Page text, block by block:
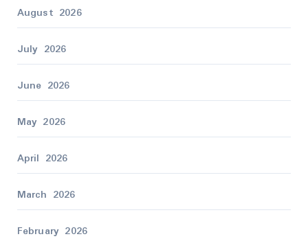
August 2026
July 2026
June 2026
May 2026
April 2026
March 2026
February 2026